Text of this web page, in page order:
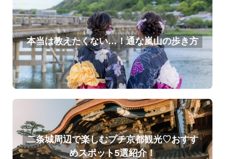
本当は教えたくない…！通な嵐山の歩き方
二条城周辺で楽しむプチ京都観光♡おすす
めスポット5選紹介！